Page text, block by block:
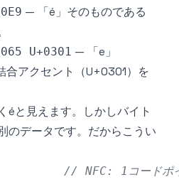
— 「é」そのものである
U+0301 — 「e」
合アクセント（U+0301）を
éと見えます。しかしバイト
のデータです。だからこうい
// NFC: 1コードポ